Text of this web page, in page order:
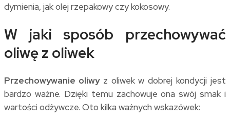
dymienia, jak olej rzepakowy czy kokosowy.
W jaki sposób przechowywać
oliwę z oliwek
Przechowywanie oliwyz oliwek w dobrej kondycji jest
bardzo ważne. Dzięki temu zachowuje ona swój smak i
wartości odżywcze. Oto kilka ważnych wskazówek: